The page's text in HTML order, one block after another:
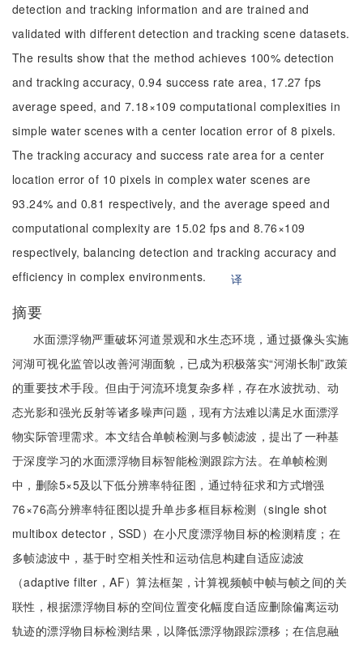
detection and tracking information and are trained and
validated with different detection and tracking scene datasets.
The results show that the method achieves 100% detection
and tracking accuracy, 0.94 success rate area, 17.27 fps
average speed, and 7.18×109 computational complexities in
simple water scenes with a center location error of 8 pixels.
The tracking accuracy and success rate area for a center
location error of 10 pixels in complex water scenes are
93.24% and 0.81 respectively, and the average speed and
computational complexity are 15.02 fps and 8.76×109
respectively, balancing detection and tracking accuracy and
efficiency in complex environments.
译
摘要
水面漂浮物严重破坏河道景观和水生态环境，通过摄像头实施
河湖可视化监管以改善河湖面貌，已成为积极落实“河湖长制”政策
的重要技术手段。但由于河流环境复杂多样，存在水波扰动、动
态光影和强光反射等诸多噪声问题，现有方法难以满足水面漂浮
物实际管理需求。本文结合单帧检测与多帧滤波，提出了一种基
于深度学习的水面漂浮物目标智能检测跟踪方法。在单帧检测
中，删除5×5及以下低分辨率特征图，通过特征求和方式增强
76×76高分辨率特征图以提升单步多框目标检测（single shot
multibox detector，SSD）在小尺度漂浮物目标的检测精度；在
多帧滤波中，基于时空相关性和运动信息构建自适应滤波
（adaptive filter，AF）算法框架，计算视频帧中帧与帧之间的关
联性，根据漂浮物目标的空间位置变化幅度自适应删除偏离运动
轨迹的漂浮物目标检测结果，以降低漂浮物跟踪漂移；在信息融